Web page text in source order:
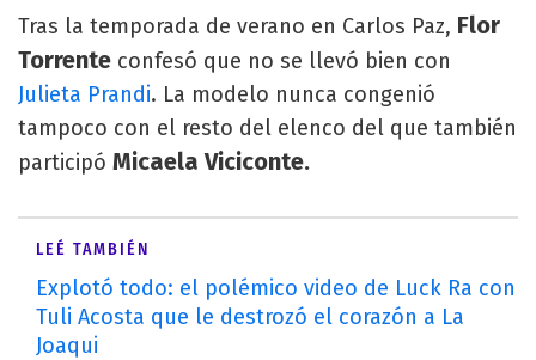
Tras la temporada de verano en Carlos Paz, Flor
Torrente confesó que no se llevó bien con
Julieta Prandi. La modelo nunca congenió
tampoco con el resto del elenco del que también
participó Micaela Viciconte.
LEÉ TAMBIÉN
Explotó todo: el polémico video de Luck Ra con
Tuli Acosta que le destrozó el corazón a La
Joaqui